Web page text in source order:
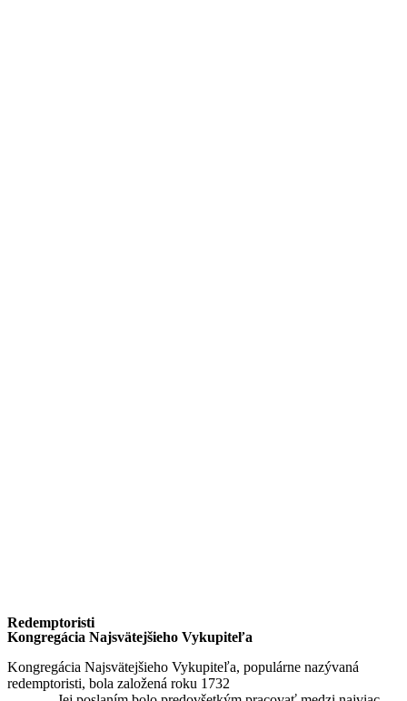
Redemptoristi
Kongregácia Najsvätejšieho Vykupiteľa
Kongregácia Najsvätejšieho Vykupiteľa, populárne nazývaná
redemptoristi, bola založená roku 1732